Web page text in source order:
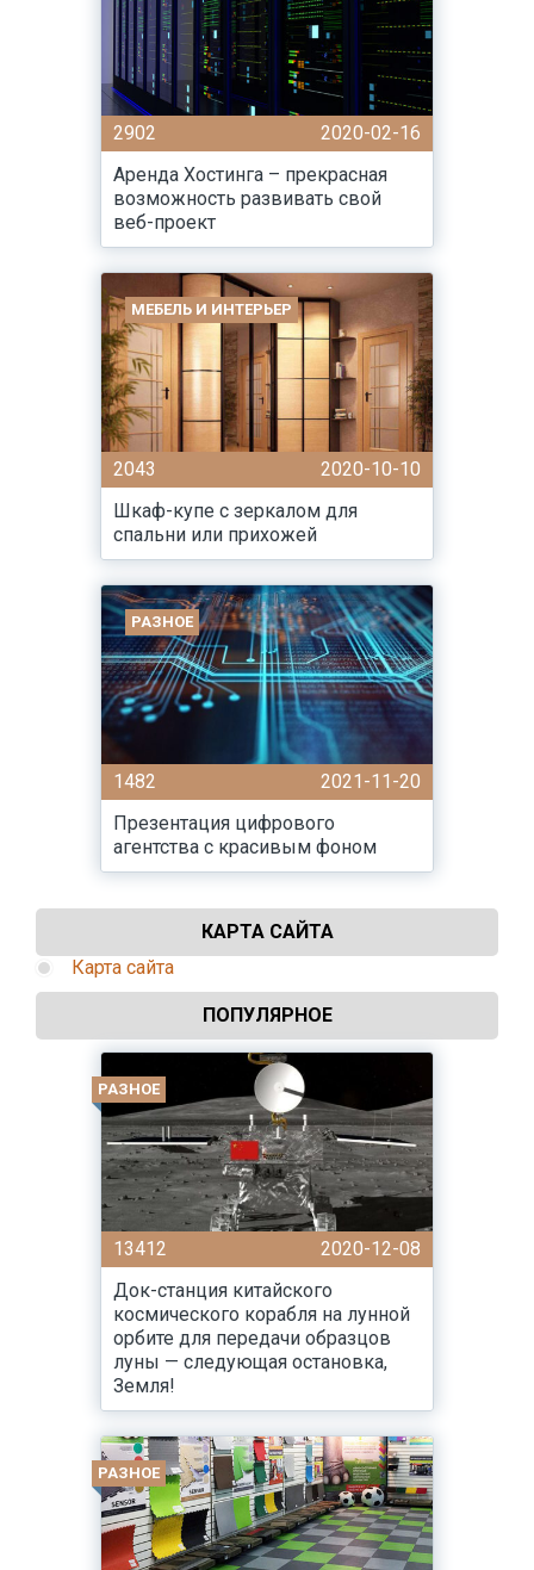
2902
2020-02-16
Аренда Хостинга – прекрасная
возможность развивать свой
веб-проект
МЕБЕЛЬ И ИНТЕРЬЕР
2043
2020-10-10
Шкаф-купе с зеркалом для
спальни или прихожей
РАЗНОЕ
1482
2021-11-20
Презентация цифрового
агентства с красивым фоном
КАРТА САЙТА
Карта сайта
ПОПУЛЯРНОЕ
РАЗНОЕ
13412
2020-12-08
Док-станция китайского
космического корабля на лунной
орбите для передачи образцов
луны — следующая остановка,
Земля!
РАЗНОЕ